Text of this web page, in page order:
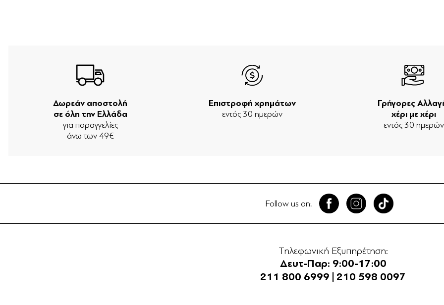
Δωρεάν αποστολή
σε όλη την Ελλάδα
για παραγγελίες
άνω των 49€
Επιστροφή χρημάτων
εντός 30 ημερών
Γρήγορες
χέρι με χέρι
εντός 30 ημερών
Follow us on:
Τηλεφωνική Εξυπηρέτηση:
Δευτ-Παρ: 9:00-17:00
211 800 6999
210 598 0097